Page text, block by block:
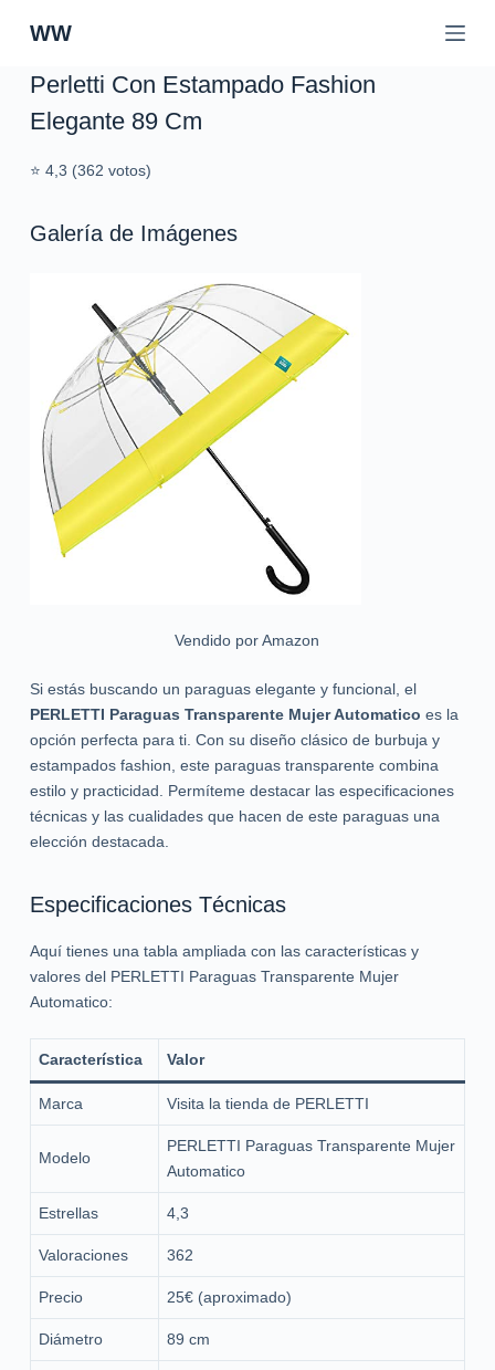
SWW
Perletti Con Estampado Fashion
Elegante 89 Cm
⭐ 4,3 (362 votos)
Galería de Imágenes
Vendido por Amazon
Si estás buscando un paraguas elegante y funcional, el
PERLETTI Paraguas Transparente Mujer Automatico es la
opción perfecta para ti. Con su diseño clásico de burbuja y
estampados fashion, este paraguas transparente combina
estilo y practicidad. Permíteme destacar las especificaciones
técnicas y las cualidades que hacen de este paraguas una
elección destacada.
Especificaciones Técnicas
Aquí tienes una tabla ampliada con las características y
valores del PERLETTI Paraguas Transparente Mujer
Automatico:
Característica Valor
Marca Visita la tienda de PERLETTI
Modelo
PERLETTI Paraguas Transparente Mujer
Automatico
Estrellas 4,3
Valoraciones 362
Precio 25€ (aproximado)
Diámetro 89 cm